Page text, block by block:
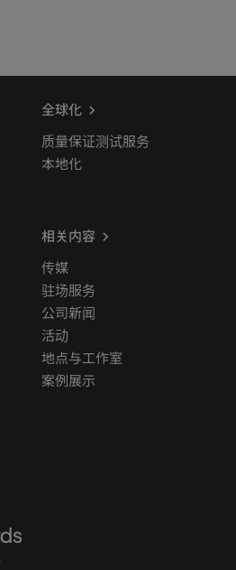
全球化
质量保证测试服务
本地化
相关内容
传媒
驻场服务
公司新闻
活动
地点与工作室
案例展示